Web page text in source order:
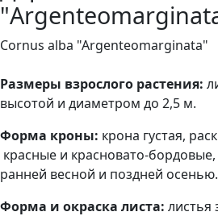
Cornus alba "Argenteomarginata"
Размеры взрослого растения:
высотой и диаметром до 2,5 м.
Форма кроны: крона густая,
красные и красновато-
ранней весной и поздней осенью.
Форма и окраска листа: листья